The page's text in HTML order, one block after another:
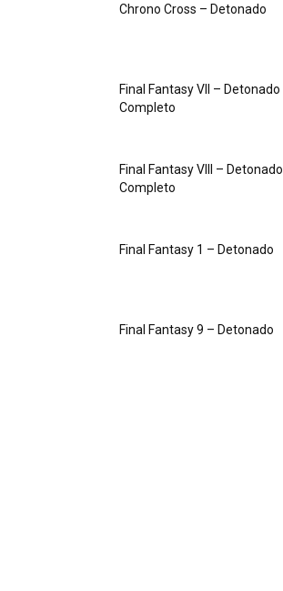
Chrono Cross – Detonado
Final Fantasy VII – Detonado
Completo
Final Fantasy VIII – Detonado
Completo
Final Fantasy 1 – Detonado
Final Fantasy 9 – Detonado